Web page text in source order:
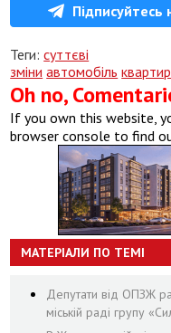
Теги:суттєві
зміни автомобіль
Oh no,
If you own this website,
browser console to find
МАТЕРІАЛИ ПО ТЕМІ
Депутати від ОПЗЖ
міській раді групу